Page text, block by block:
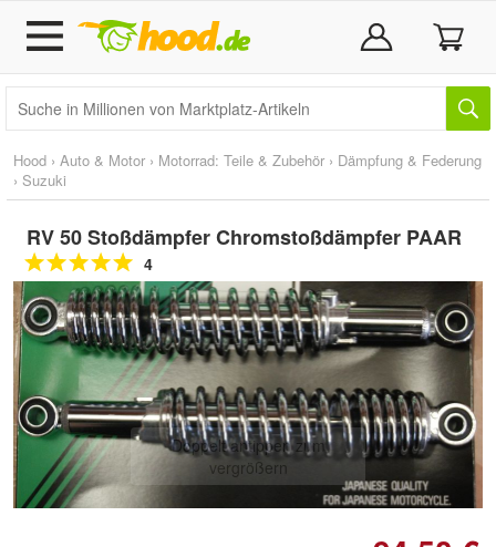
Hood › Auto & Motor › Motorrad: Teile & Zubehör › Dämpfung & Federung
› Suzuki
RV 50 Stoßdämpfer Chromstoßdämpfer PAAR
4
Doppelt antippen zum
vergrößern